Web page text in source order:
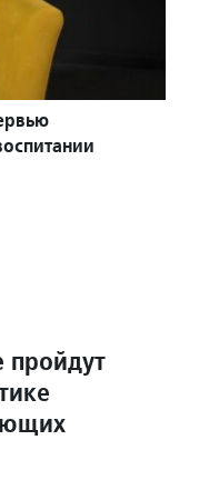
пройдут